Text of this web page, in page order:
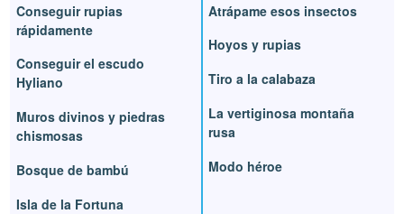
Conseguir rupias
rápidamente
Conseguir el escudo
Hyliano
Muros divinos y piedras
chismosas
Bosque de bambú
Isla de la Fortuna
Atrápame esos insectos
Hoyos y rupias
Tiro a la calabaza
La vertiginosa montaña
rusa
Modo héroe